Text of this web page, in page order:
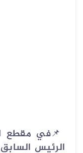
📌في مقطع
الرئيس